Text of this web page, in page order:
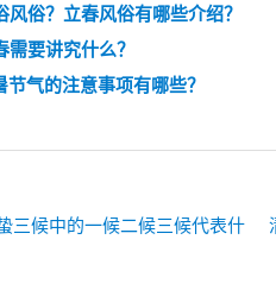
俗？立春风俗有哪些介绍？
要讲究什么？
气的注意事项有哪些？
三候中的一候二候三候代表什
下